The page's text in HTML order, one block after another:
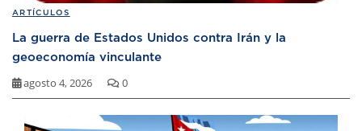
ARTÍCULOS
La guerra de Estados Unidos contra Irán y la
geoeconomía vinculante
agosto 4, 2026 0